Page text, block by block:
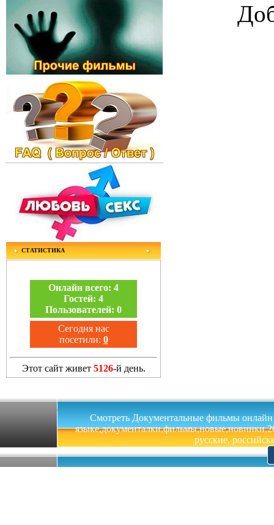
СТАТИСТИКА
Онлайн всего: 4
Гостей: 4
Пользователей: 0
Сегодня нас
посетили: 0
Этот сайт живет 5126-й день.
Смотреть Документальные фильмы онлайн
русские,